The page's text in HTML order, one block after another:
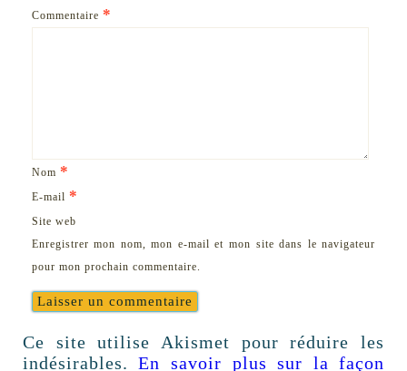
Commentaire *
Nom *
E-mail *
Site web
Enregistrer mon nom, mon e-mail et mon site dans le navigateur
pour mon prochain commentaire.
Ce site utilise Akismet pour réduire les
indésirables.En savoir plus sur la façon